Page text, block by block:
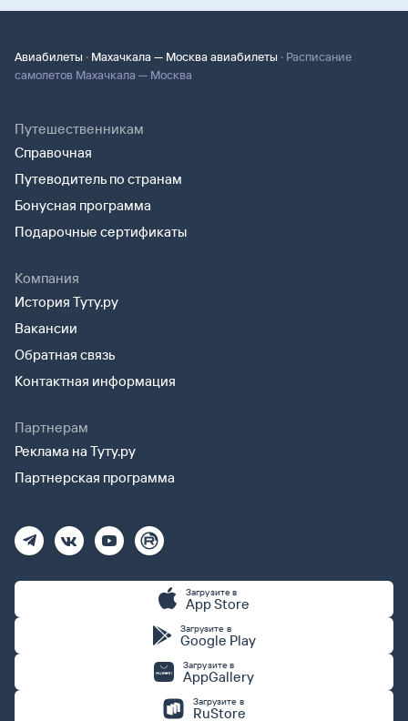
Авиабилеты · Махачкала — Москва авиабилеты · Расписание
самолетов Махачкала — Москва
Путешественникам
Справочная
Путеводитель по странам
Бонусная программа
Подарочные сертификаты
Компания
История Туту.ру
Вакансии
Обратная связь
Контактная информация
Партнерам
Реклама на Туту.ру
Партнерская программа
Загрузите в
App Store
Загрузите в
Google Play
Загрузите в
AppGallery
Загрузите в
RuStore